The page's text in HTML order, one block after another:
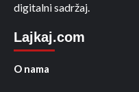
digitalni sadržaj.
Lajkaj.com
O nama